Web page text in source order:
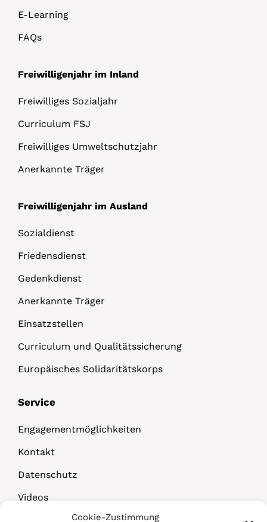
Cookie-Zustimmung
E-Learning
FAQs
Freiwilligenjahr im Inland
Freiwilliges Sozialjahr
Curriculum FSJ
Freiwilliges Umweltschutzjahr
Anerkannte Träger
Freiwilligenjahr im Ausland
Sozialdienst
Friedensdienst
Gedenkdienst
Anerkannte Träger
Einsatzstellen
Curriculum und Qualitätssicherung
Europäisches Solidaritätskorps
Service
Engagementmöglichkeiten
Kontakt
Datenschutz
Videos